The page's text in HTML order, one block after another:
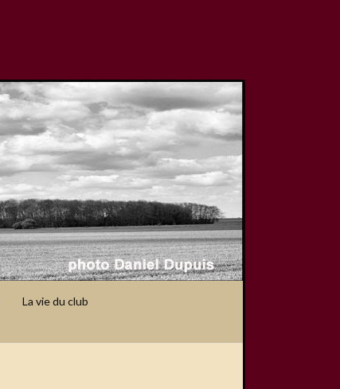
La vie du club